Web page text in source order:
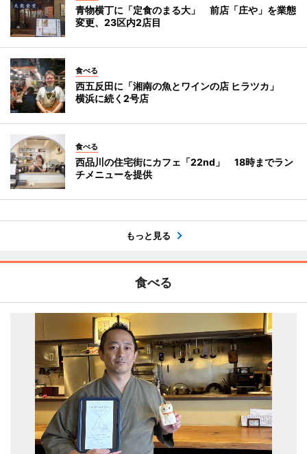
青物横丁に「定食のまる大」 前店「庄や」を業態
変更、23区内2店目
食べる
西五反田に「湘南の魚とワインの店 ヒラツカ」
横浜に続く2号店
食べる
西品川の住宅街にカフェ「22nd」 18時までラン
チメニューを提供
もっと見る
食べる